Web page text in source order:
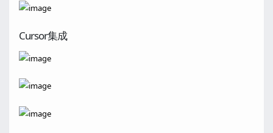
Cursor集成